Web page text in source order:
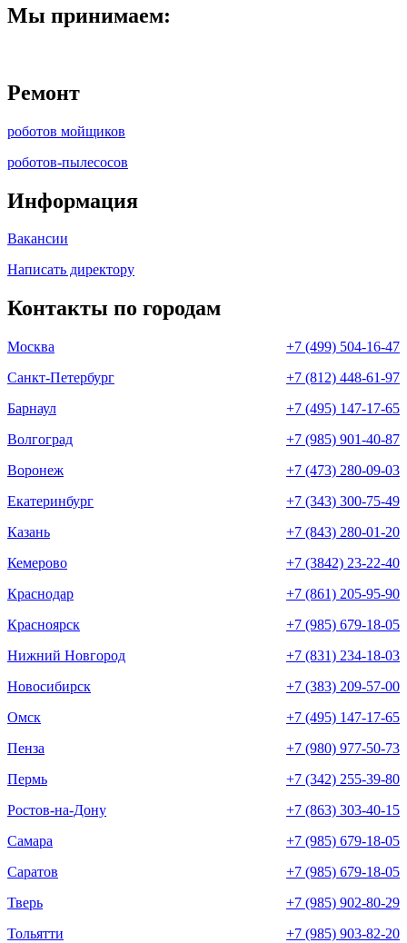
Мы принимаем:
Ремонт
роботов мойщиков
роботов-пылесосов
Информация
Вакансии
Написать директору
Контакты по городам
Москва
+7 (499) 504-16-47
Санкт-Петербург
+7 (812) 448-61-97
Барнаул
+7 (495) 147-17-65
Волгоград
+7 (985) 901-40-87
Воронеж
+7 (473) 280-09-03
Екатеринбург
+7 (343) 300-75-49
Казань
+7 (843) 280-01-20
Кемерово
+7 (3842) 23-22-40
Краснодар
+7 (861) 205-95-90
Красноярск
+7 (985) 679-18-05
Нижний Новгород
+7 (831) 234-18-03
Новосибирск
+7 (383) 209-57-00
Омск
+7 (495) 147-17-65
Пенза
+7 (980) 977-50-73
Пермь
+7 (342) 255-39-80
Ростов-на-Дону
+7 (863) 303-40-15
Самара
+7 (985) 679-18-05
Саратов
+7 (985) 679-18-05
Тверь
+7 (985) 902-80-29
Тольятти
+7 (985) 903-82-20